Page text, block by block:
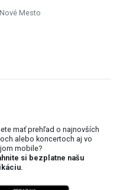
Mesto
mať prehľad o najnovších
alebo koncertoch aj vo
mobile?
si bezplatne našu